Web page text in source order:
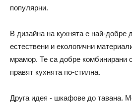
популярни.
В дизайна на кухнята е най-добре
естествени и екологични
мрамор. Те са добре комбинирани
правят кухнята по-стилна.
Друга идея - шкафове до тавана.